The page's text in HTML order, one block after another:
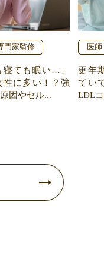
門家監修
寝ても眠い…」
性に多い！？強
因やセル...
医
更年
てい
LDL